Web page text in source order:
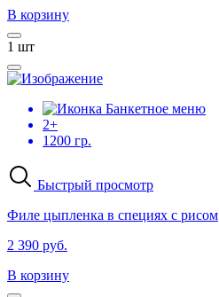
В корзину
1 шт
Банкетное меню
2+
1200 гр.
Быстрый просмотр
Филе цыпленка в специях с рисом
2 390 руб.
В корзину